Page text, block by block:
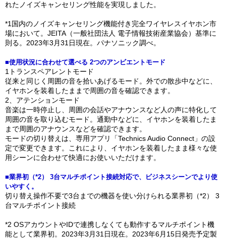
れたノイズキャンセリング性能を実現しました。
*1国内のノイズキャンセリング機能付き完全ワイヤレスイヤホン市
場において。JEITA（一般社団法人 電子情報技術産業協会）基準に
則る。2023年3月31日現在。パナソニック調べ。
■使用状況に合わせて選べる 2つのアンビエントモード
1トランスペアレントモード
従来と同じく周囲の音を拾いあげるモード。外での散歩中などに、
イヤホンを装着したままで周囲の音を確認できます。
2、アテンションモード
音楽は一時停止し、周囲の会話やアナウンスなど人の声に特化して
周囲の音を取り込むモード。通勤中などに、イヤホンを装着したま
まで周囲のアナウンスなどを確認できます。
モードの切り替えは、専用アプリ「Technics Audio Connect」の設
定で変更できます。これにより、イヤホンを装着したまま様々な使
用シーンに合わせて快適にお使いいただけます。
■業界初（*2） 3台マルチポイント接続対応で、ビジネスシーンでより使
いやすく。
切り替え操作不要で3台までの機器を使い分けられる業界初（*2） 3
台マルチポイント接続
*2 OSアカウントやIDで連携しなくても動作するマルチポイント機
能として業界初。2023年3月31日現在。2023年6月15日発売予定製